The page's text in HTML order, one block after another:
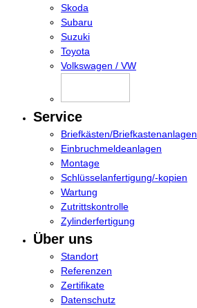
Skoda
Subaru
Suzuki
Toyota
Volkswagen / VW
Service
Briefkästen/Briefkastenanlagen
Einbruchmeldeanlagen
Montage
Schlüsselanfertigung/-kopien
Wartung
Zutrittskontrolle
Zylinderfertigung
Über uns
Standort
Referenzen
Zertifikate
Datenschutz